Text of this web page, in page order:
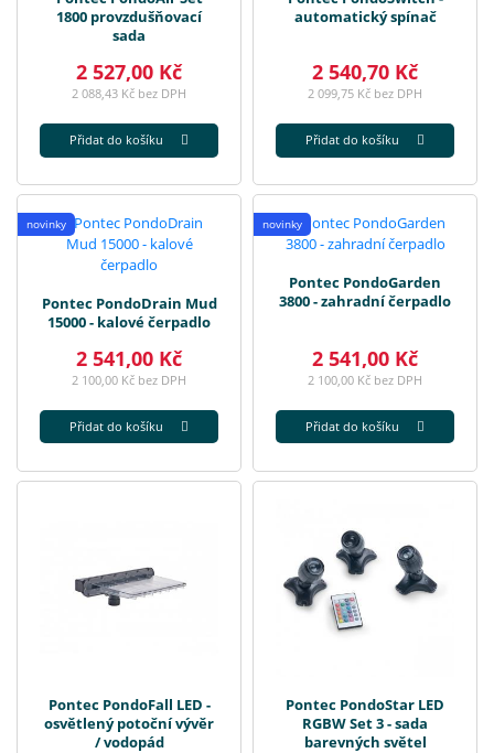
1800 provzdušňovací
sada
2 527,00 Kč
2 088,43 Kč bez DPH
Přidat do košíku
automatický spínač
2 540,70 Kč
2 099,75 Kč bez DPH
Přidat do košíku
novinky
Pontec PondoDrain Mud
15000 - kalové čerpadlo
2 541,00 Kč
2 100,00 Kč bez DPH
Přidat do košíku
novinky
Pontec PondoGarden
3800 - zahradní čerpadlo
2 541,00 Kč
2 100,00 Kč bez DPH
Přidat do košíku
Pontec PondoFall LED -
osvětlený potoční vývěr
/ vodopád
Pontec PondoStar LED
RGBW Set 3 - sada
barevných světel